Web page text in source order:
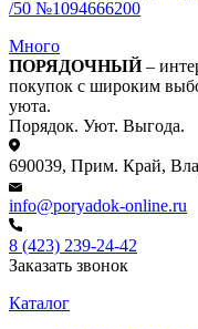
/50 №1094666200
Много
ПОРЯДОЧНЫЙ–
покупок с широким
уюта.
Порядок. Уют. Выгода.
690039, Прим. Край,
info@poryadok-online.ru
8 (423) 239-24-42
Заказать звонок
Каталог